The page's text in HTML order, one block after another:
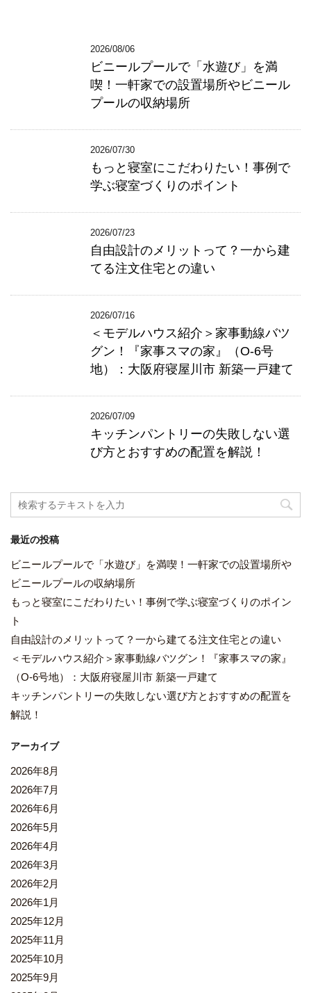
2026/08/06
ビニールプールで「水遊び」を満
喫！一軒家での設置場所やビニール
プールの収納場所
2026/07/30
もっと寝室にこだわりたい！事例で
学ぶ寝室づくりのポイント
2026/07/23
自由設計のメリットって？一から建
てる注文住宅との違い
2026/07/16
＜モデルハウス紹介＞家事動線バツ
グン！『家事スマの家』（O-6号
地）：大阪府寝屋川市 新築一戸建て
2026/07/09
キッチンパントリーの失敗しない選
び方とおすすめの配置を解説！
最近の投稿
ビニールプールで「水遊び」を満喫！一軒家での設置場所や
ビニールプールの収納場所
もっと寝室にこだわりたい！事例で学ぶ寝室づくりのポイン
ト
自由設計のメリットって？一から建てる注文住宅との違い
＜モデルハウス紹介＞家事動線バツグン！『家事スマの家』
（O-6号地）：大阪府寝屋川市 新築一戸建て
キッチンパントリーの失敗しない選び方とおすすめの配置を
解説！
アーカイブ
2026年8月
2026年7月
2026年6月
2026年5月
2026年4月
2026年3月
2026年2月
2026年1月
2025年12月
2025年11月
2025年10月
2025年9月